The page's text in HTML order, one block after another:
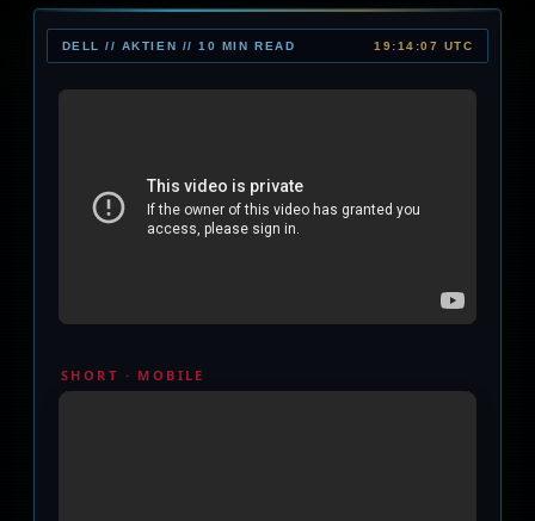
DELL // AKTIEN // 10 MIN READ 19:14:07 UTC
SHORT · MOBILE